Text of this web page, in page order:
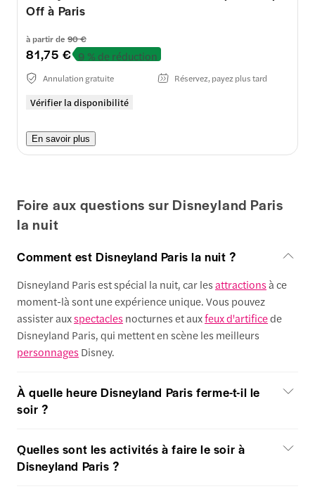
Off à Paris
à partir de 90 €
81,75 € 9 % de réduction
Vérifier la disponibilité
Annulation gratuite Réservez, payez plus tard
En savoir plus
Foire aux questions sur Disneyland Paris
la nuit
Comment est Disneyland Paris la nuit ?
Disneyland Paris est spécial la nuit, car lesattractionsà ce
moment-là sont une expérience unique. Vous pouvez
assister auxspectacles nocturnes et auxfeux d'artificede
Disneyland Paris, qui mettent en scène les meilleurs
personnages Disney.
À quelle heure Disneyland Paris ferme-t-il le
soir ?
Quelles sont les activités à faire le soir à
Disneyland Paris ?